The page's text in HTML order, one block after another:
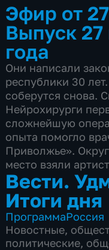
Эфир от
Выпуск 27
года
Они написали
республики 30
соберутся снова.
Нейрохирурги
сложнейшую
опыта помогло
Приволжье».
место взяли
Вести.
Итоги дня
ПрограммаРоссия
Новостные,
политические,